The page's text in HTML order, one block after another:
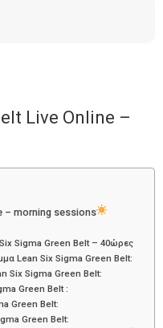
Live Online –
– morning sessions
Sigma Green Belt – 40ώρες
Lean Six Sigma Green Belt:
Six Sigma Green Belt:
Green Belt :
Green Belt:
Green Belt: